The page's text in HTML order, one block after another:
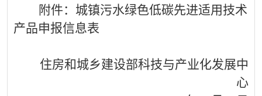
附件：城镇污水绿色低碳先进适用技术
产品申报信息表
住房和城乡建设部科技与产业化发展中
心